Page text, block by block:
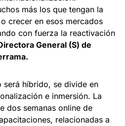
más los que tengan la
crecer en esos mercados
con fuerza la reactivación
General (S) de
será híbrido, se divide en
e inmersión. La
dos semanas online de
relacionadas a